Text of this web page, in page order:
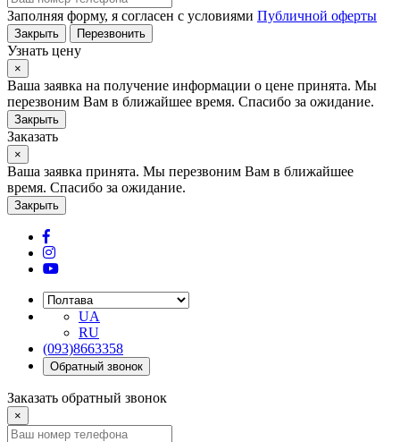
Заполняя форму, я согласен с условиями Публичной оферты
Закрыть Перезвонить
Узнать цену
×
Ваша заявка на получение информации о цене принята. Мы
перезвоним Вам в ближайшее время. Спасибо за ожидание.
Закрыть
Заказать
×
Ваша заявка принята. Мы перезвоним Вам в ближайшее
время. Спасибо за ожидание.
Закрыть
UA
RU
(093)8663358
Обратный звонок
Заказать обратный звонок
×